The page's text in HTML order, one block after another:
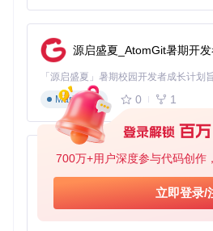
700万+用户深度参与代码创作
立即登录/
auth:
method: "oidc"
oidc:
enabled: true
clientID: "your-client-id"
clientSecret:
"your-client-
twoFactor:
enabled: true
methods: [ "totp",
permissions:
"admin"
"read", "write"
- role: "user"
源启盛夏_AtomGit暑期开
Markdown
0 1
py-xiaozhi
Python
0 1